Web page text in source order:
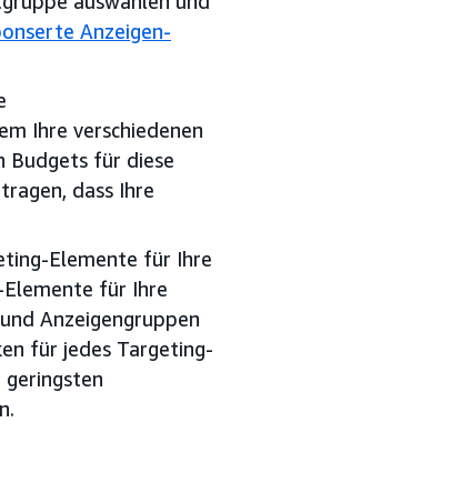
Anzeigen-
Ihre verschiedenen
Budgets für diese
dass Ihre
Elemente für Ihre
für Ihre
Anzeigengruppen
für jedes Targeting-